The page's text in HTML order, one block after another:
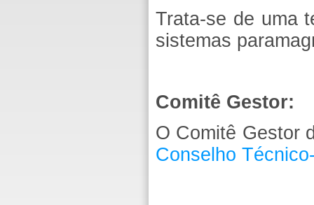
Trata-se de uma
sistemas
Comitê Gestor:
O Comitê Gestor
Conselho